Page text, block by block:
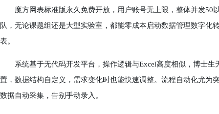
魔方网表标准版永久免费开放，用户账号无上限，整体并发50
队，无论课题组还是大型实验室，都能零成本启动数据管理数字化
表。
系统基于无代码开发平台，操作逻辑与Excel高度相似，博士生
置，数据结构自定义，需求变化时也能快速调整。流程自动化尤
数据自动采集，告别手动录入。